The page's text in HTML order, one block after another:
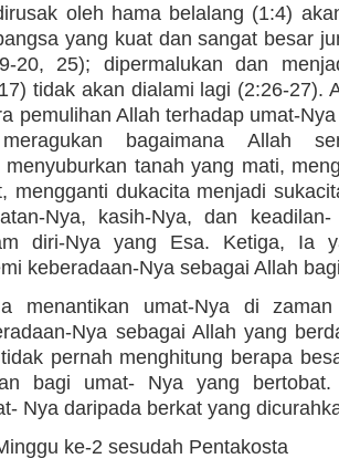
oleh hama belalang (1:4)
yang kuat dan sangat besar
20, 25); dipermalukan dan
tidak akan dialami lagi (2:26-27).
pemulihan Allah terhadap umat-
bagaimana Allah
menyuburkan tanah yang mati,
mengganti dukacita menjadi
Nya, kasih-Nya, dan
diri-Nya yang Esa. Ketiga, Ia
keberadaan-Nya sebagai Allah
menantikan umat-Nya di
Nya sebagai Allah yang
pernah menghitung berapa
bagi umat- Nya yang bertobat.
Nya daripada berkat yang
ke-2 sesudah Pentakosta